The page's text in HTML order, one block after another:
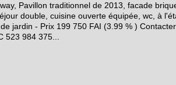
Pavillon traditionnel de 2013, facade
double, cuisine ouverte équipée, wc, à
jardin - Prix 199 750 FAI (3.99 % )
523 984 375...